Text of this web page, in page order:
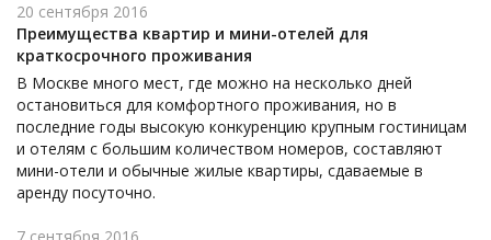
20 сентября 2016
Преимущества квартир и мини-отелей для
краткосрочного проживания
В Москве много мест, где можно на несколько дней
остановиться для комфортного проживания, но в
последние годы высокую конкуренцию крупным гостиницам
и отелям с большим количеством номеров, составляют
мини-отели и обычные жилые квартиры, сдаваемые в
аренду посуточно.